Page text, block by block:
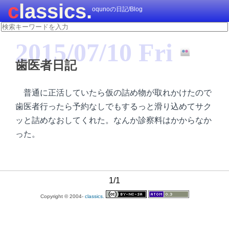
classics.oqunoの日記/Blog
2015/07/10 Fri
歯医者日記
普通に正活していたら仮の詰め物が取れかけたので
歯医者行ったら予約なしでもするっと滑り込めてサク
ッと詰めなおしてくれた。なんか診察料はかからなか
った。
1/1
Copyright © 2004- classics.